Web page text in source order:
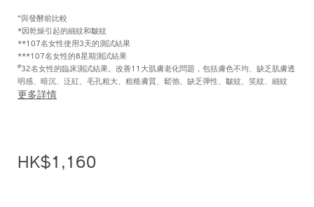
^與發酵前比較
*因乾燥引起的細紋和皺紋
**107名女性使用3天的測試結果
***107名女性的8星期測試結果
#32名女性的臨床測試結果。改善11大肌膚老化問題，包括膚色不均、缺乏肌膚透
明感、暗沉、泛紅、毛孔粗大、粗糙膚質、鬆弛、缺乏彈性、皺紋、笑紋、細紋
更多詳情
HK$1,160